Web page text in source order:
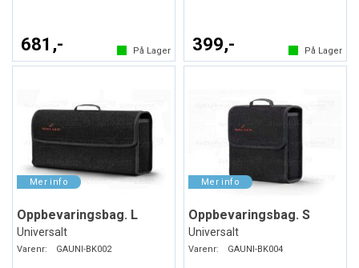
681,- På Lager 399,- På Lager
Oppbevaringsbag. L
Universalt
Varenr: GAUNI-BK002
Oppbevaringsbag. S
Universalt
Varenr: GAUNI-BK004